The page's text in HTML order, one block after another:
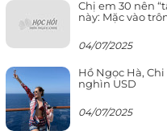
Chị em 30 nên
này: Mặc vào
04/07/2025
Hồ Ngọc Hà,
nghìn USD
04/07/2025